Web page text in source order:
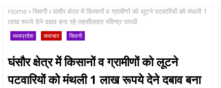
Home सिवनी घंसौर क्षेत्र में किसानों व ग्रामीणों को लूटने पटवारियों को मंथली 1
लाख रूपये देने दबाव बना रहे तहसीलदार रविन्द्र पारधी
मध्यप्रदेश समाचार सिवनी
घंसौर क्षेत्र में किसानों व ग्रामीणों को लूटने
पटवारियों को मंथली 1 लाख रूपये देने दबाव बना